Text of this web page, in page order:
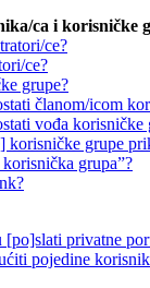
ca i korisničke
ce?
ce?
grupe?
članom/icom
vođa korisničke
korisničke grupe
korisnička grupa”?
[po]slati privatne
pojedine